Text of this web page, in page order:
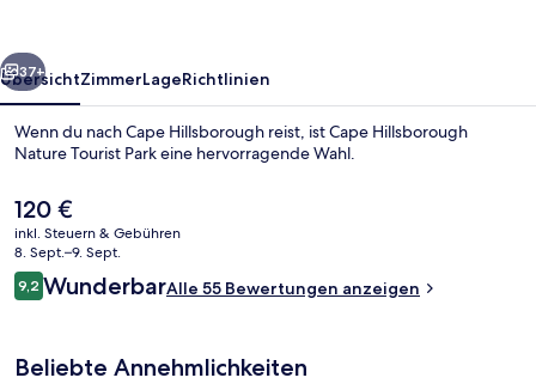
Weiter
37+
ÜbersichtZimmerLageRichtlinien
Wenn du nach Cape Hillsborough reist, ist Cape Hillsborough
Nature Tourist Park eine hervorragende Wahl.
Der
aktuelle
Preis
beträgt
120 €.
120 €
inkl. Steuern & Gebühren
8. Sept.–9. Sept.
Bewertungen
9,29,2 von 10.
WunderbarAlle 55 Bewertungen anzeigen
Beliebte Annehmlichkeiten